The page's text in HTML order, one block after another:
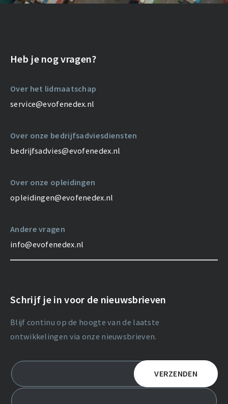
Heb je nog vragen?
Over het lidmaatschap
service@evofenedex.nl
Over onze bedrijfsadviesdiensten
bedrijfsadvies@evofenedex.nl
Over onze opleidingen
opleidingen@evofenedex.nl
Andere vragen
info@evofenedex.nl
Schrijf je in voor de nieuwsbrieven
Blijf continu op de hoogte van de laatste
ontwikkelingen via onze nieuwsbrieven.